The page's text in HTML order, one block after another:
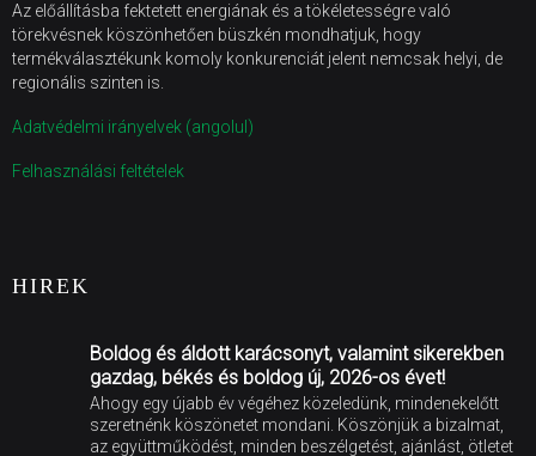
Az előállításba fektetett energiának és a tökéletességre való
törekvésnek köszönhetően büszkén mondhatjuk, hogy
termékválasztékunk komoly konkurenciát jelent nemcsak helyi, de
regionális szinten is.
Adatvédelmi irányelvek (angolul)
Felhasználási feltételek
HIREK
Boldog és áldott karácsonyt, valamint sikerekben
gazdag, békés és boldog új, 2026-os évet!
Ahogy egy újabb év végéhez közeledünk, mindenekelőtt
szeretnénk köszönetet mondani. Köszönjük a bizalmat,
az együttműködést, minden beszélgetést, ajánlást, ötletet